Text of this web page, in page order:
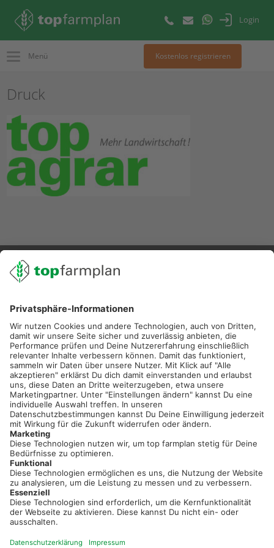
Login
Menü Kostenlos registrieren
Druck
02501 801 44 84
service@topfarmplan.de
Sei immer auf dem Laufenden!
Neue Features, spannende Tipps und hilfreiche Anleitungen!
Registriere dich kostenlos!
einfach und bequem!